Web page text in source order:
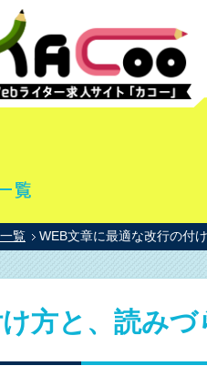
覧 WEB文章に最適な改行の付
方と、読み